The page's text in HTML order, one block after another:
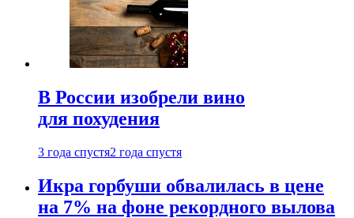
В России изобрели вино
для похудения
3 года спустя2 года спустя
Икра горбуши обвалилась в цене
на 7% на фоне рекордного вылова